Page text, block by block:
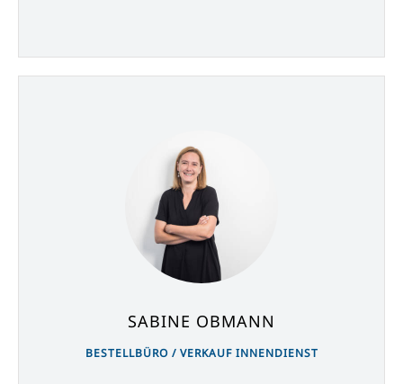
SABINE OBMANN
BESTELLBÜRO / VERKAUF INNENDIENST